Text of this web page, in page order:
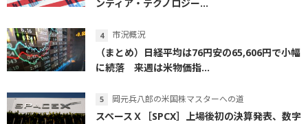
ンティア・テクノロジー...
市況概況
（まとめ）日経平均は76円安の65,606円で小幅
に続落 来週は米物価指...
岡元兵八郎の米国株マスターへの道
スペースＸ［SPCX］上場後初の決算発表、数字